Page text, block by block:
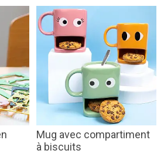
Mug avec compartiment
à biscuits